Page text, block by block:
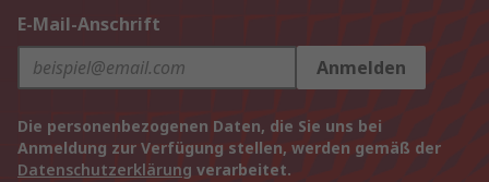
E-Mail-Anschrift
Anmelden
Die personenbezogenen Daten, die Sie uns bei
Anmeldung zur Verfügung stellen, werden gemäß der
Datenschutzerklärung verarbeitet.